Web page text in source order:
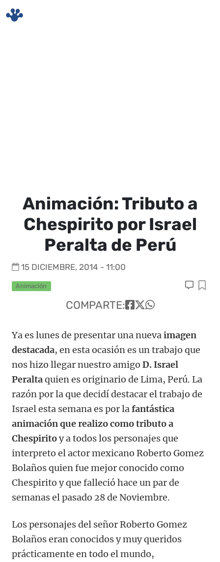
Animación: Tributo a
Chespirito por Israel
Peralta de Perú
15 DICIEMBRE, 2014 - 11:00
Animación
COMPARTE:
Ya es lunes de presentar una nuevaimagen
destacada, en esta ocasión es un trabajo que
nos hizo llegar nuestro amigo D. Israel
Peraltaquien es originario de Lima, Perú. La
razón por la que decidí destacar el trabajo de
Israel esta semana es por lafantástica
animación que realizo como tributo a
Chespiritoy a todos los personajes que
interpreto el actor mexicano Roberto Gomez
Bolaños quien fue mejor conocido como
Chespirito y que falleció hace un par de
semanas el pasado 28 de Noviembre.
Los personajes del señor Roberto Gomez
Bolaños eran conocidos y muy queridos
prácticamente en todo el mundo,